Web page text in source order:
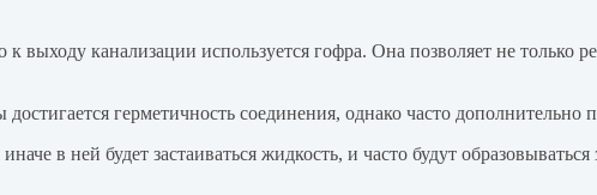
выходу канализации используется гофра. Она позволяет не только
герметичность соединения, однако часто дополнительно
в ней будет застаиваться жидкость, и часто будут образовываться